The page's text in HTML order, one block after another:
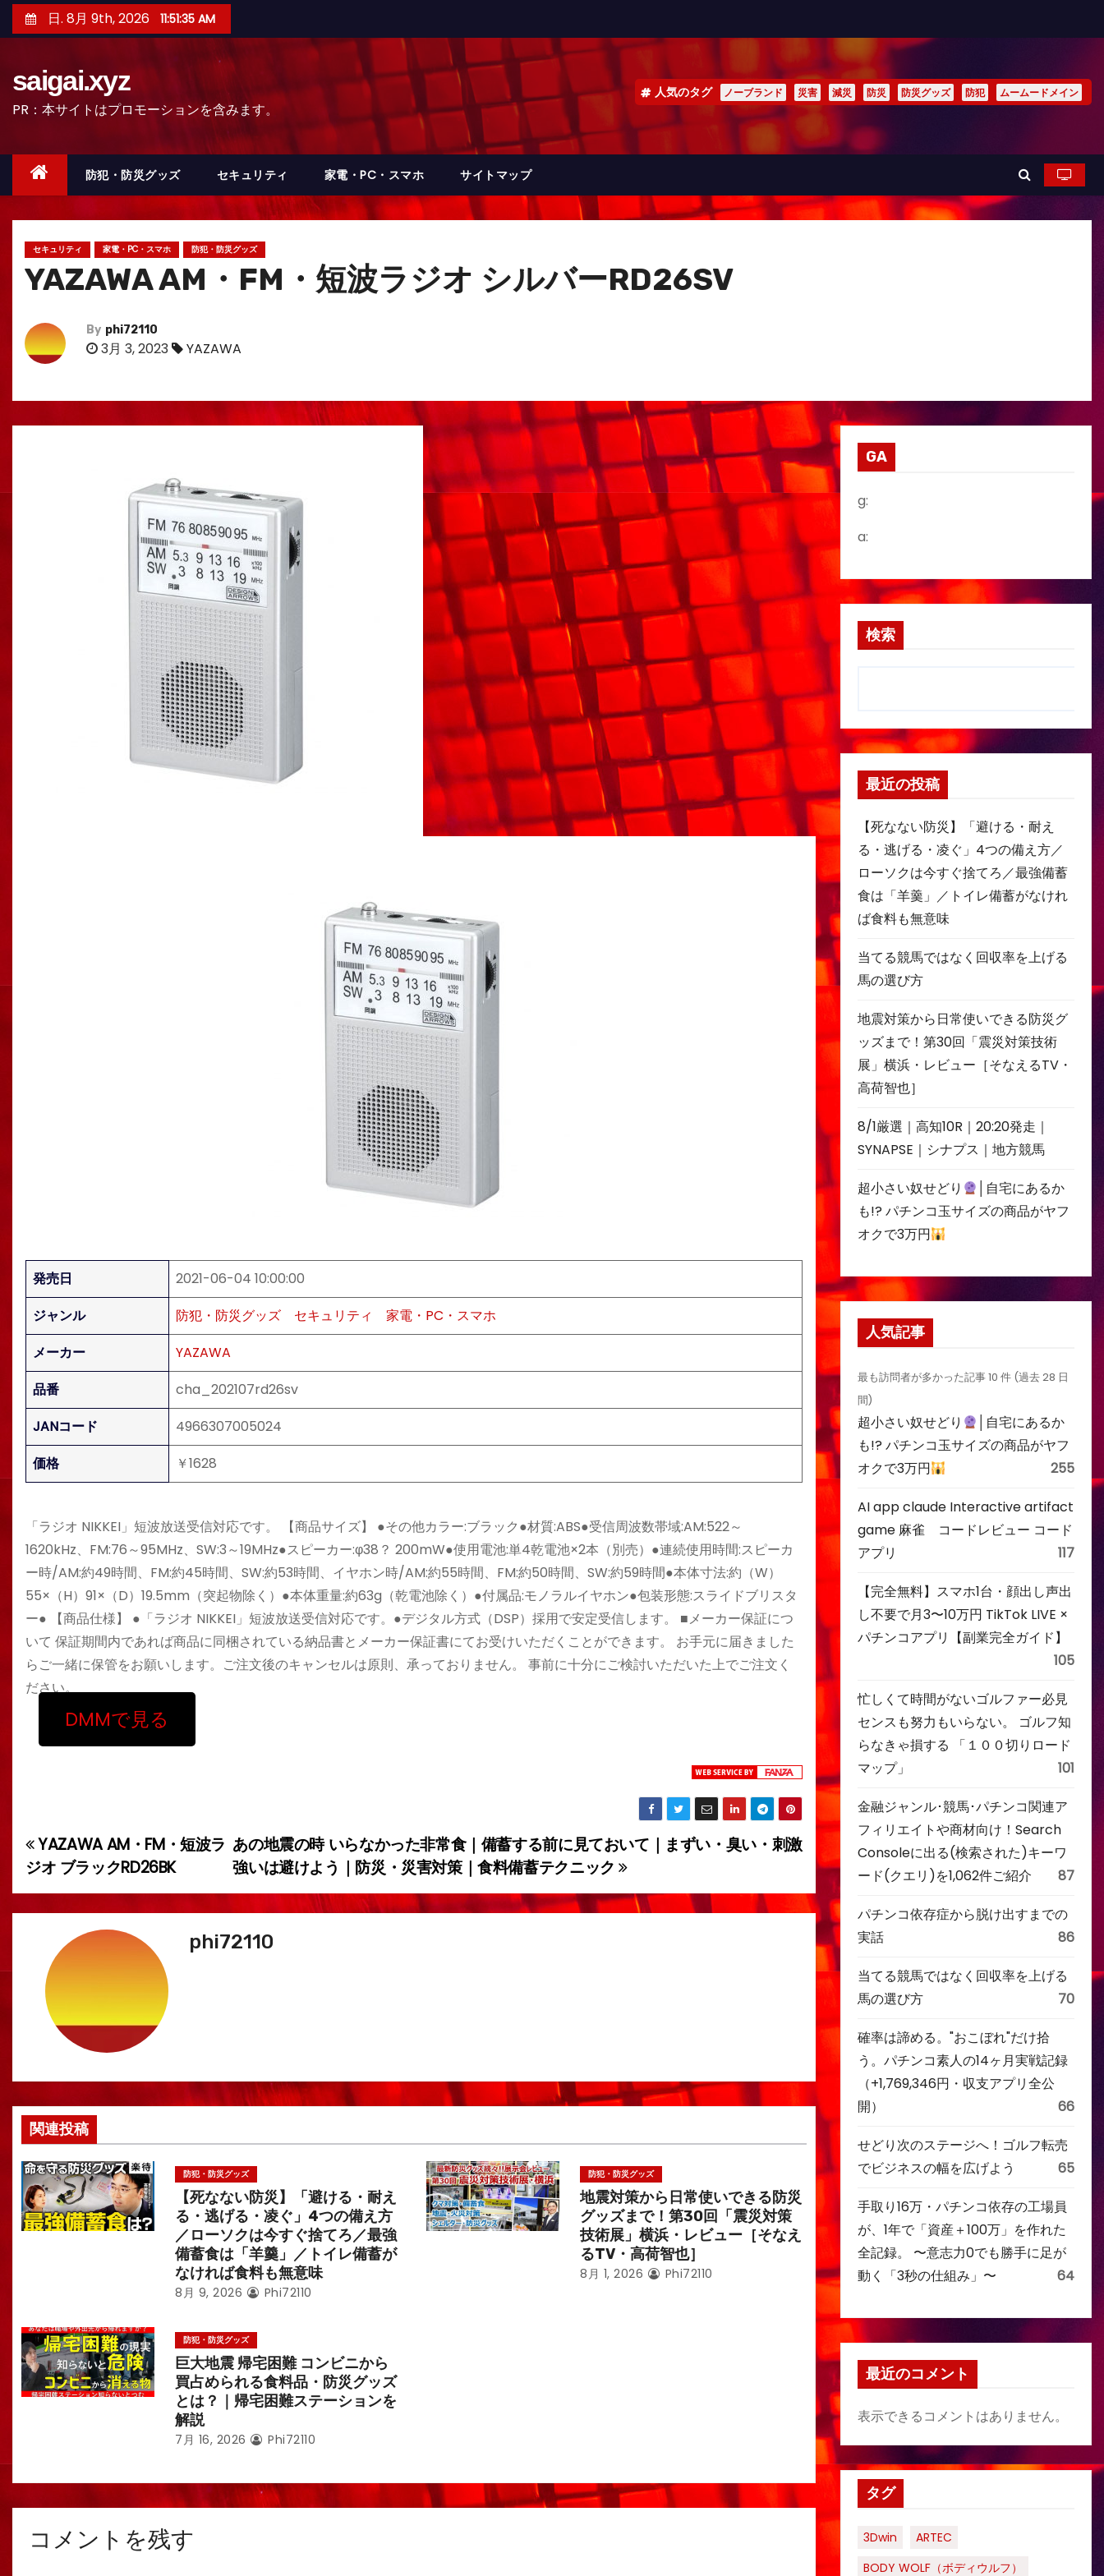
ン
ッ
日. 8月 9th, 2026 11:51:36 AM
saigai.xyz
PR：本サイトはプロモーションを含みます。
人気のタグ ノーブランド 災害 減災 防災 防災グッズ 防犯 ムームードメイン
防犯・防災グッズ セキュリティ 家電・PC・スマホ サイトマップ
セキュリティ 家電・PC・スマホ 防犯・防災グッズ
YAZAWA AM・FM・短波ラジオ シルバーRD26SV
By phi72110
3月 3, 2023 YAZAWA
発売日
2021-06-04 10:00:00
ジャンル
防犯・防災グッズ セキュリティ
家電・PC・スマホ
メーカー
YAZAWA
品番
cha_202107rd26sv
JANコード
4966307005024
価格
￥1628
「ラジオ NIKKEI」短波放送受信対応です。 【商品サイズ】 ●その他カラー:ブラック●材質:ABS●受信周波数帯域:AM:522～
1620kHz、FM:76～95MHz、SW:3～19MHz●スピーカー:φ38？ 200mW●使用電池:単4乾電池×2本（別売）●連続使用時間:スピーカ
ー時/AM:約49時間、FM:約45時間、SW:約53時間、イヤホン時/AM:約55時間、FM:約50時間、SW:約59時間●本体寸法:約（W）
55×（H）91×（D）19.5mm（突起物除く）●本体重量:約63g（乾電池除く）●付属品:モノラルイヤホン●包装形態:スライドブリスタ
ー● 【商品仕様】 ●「ラジオ NIKKEI」短波放送受信対応です。●デジタル方式（DSP）採用で安定受信します。 ■メーカー保証につ
いて 保証期間内であれば商品に同梱されている納品書とメーカー保証書にてお受けいただくことができます。 お手元に届きました
らご一緒に保管をお願いします。ご注文後のキャンセルは原則、承っておりません。 事前に十分にご検討いただいた上でご注文く
ださい。
DMMで見る
投
稿
ナ
ゲ
ー
ョ
ン
あの地震の時 いらなかった非常食｜備蓄する前に見ておいて｜まずい・臭い・刺激
強いは避けよう｜防災・災害対策｜食料備蓄テクニック
YAZAWA AM・FM・短波ラ
ジオ ブラックRD26BK
phi72110
関連投稿
防犯・防災グッズ
【死なない防災】「避ける・耐え
る・逃げる・凌ぐ」4つの備え方
／ローソクは今すぐ捨てろ／最強
備蓄食は「羊羹」／トイレ備蓄が
なければ食料も無意味
8月 9, 2026 Phi72110
防犯・防災グッズ
地震対策から日常使いできる防災
グッズまで！第30回「震災対策
技術展」横浜・レビュー［そなえ
るTV・高荷智也］
8月 1, 2026 Phi72110
防犯・防災グッズ
巨大地震 帰宅困難 コンビニから
買占められる食料品・防災グッズ
とは？｜帰宅困難ステーションを
解説
7月 16, 2026 Phi72110
コメントを残す
GA
g:
a:
検索
最近の投稿
【死なない防災】「避ける・耐え
る・逃げる・凌ぐ」4つの備え方／
ローソクは今すぐ捨てろ／最強備蓄
食は「羊羹」／トイレ備蓄がなけれ
ば食料も無意味
当てる競馬ではなく回収率を上げる
馬の選び方
地震対策から日常使いできる防災グ
ッズまで！第30回「震災対策技術
展」横浜・レビュー［そなえるTV・
高荷智也］
8/1厳選｜高知10R｜20:20発走｜
SYNAPSE｜シナプス｜地方競馬
超小さい奴せどり
│自宅にあるか
も!? パチンコ玉サイズの商品がヤフ
オクで3万円
人気記事
最も訪問者が多かった記事 10 件 (過去 28 日
間)
超小さい奴せどり
│自宅にあるか
も!? パチンコ玉サイズの商品がヤフ
オクで3万円
255
AI app claude Interactive artifact
game 麻雀 コードレビュー コード
アプリ
117
【完全無料】スマホ1台・顔出し声出
し不要で月3〜10万円 TikTok LIVE ×
パチンコアプリ【副業完全ガイド】
105
忙しくて時間がないゴルファー必見
センスも努力もいらない。 ゴルフ知
らなきゃ損する 「１００切りロード
マップ」
101
金融ジャンル･競馬･パチンコ関連ア
フィリエイトや商材向け！Search
Consoleに出る(検索された)キーワ
ード(クエリ)を1,062件ご紹介
87
パチンコ依存症から脱け出すまでの
実話
86
当てる競馬ではなく回収率を上げる
馬の選び方
70
確率は諦める。"おこぼれ"だけ拾
う。パチンコ素人の14ヶ月実戦記録
（+1,769,346円・収支アプリ全公
開）
66
せどり次のステージへ！ゴルフ転売
でビジネスの幅を広げよう
65
手取り16万・パチンコ依存の工場員
が、1年で「資産＋100万」を作れた
全記録。 〜意志力0でも勝手に足が
動く「3秒の仕組み」〜
64
最近のコメント
表示できるコメントはありません。
タグ
3Dwin
ARTEC
BODY WOLF（ボディウルフ）